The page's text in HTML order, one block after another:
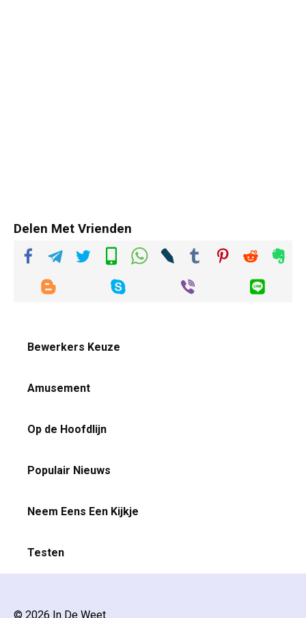
Delen Met Vrienden
Bewerkers Keuze
Amusement
Op de Hoofdlijn
Populair Nieuws
Neem Eens Een Kijkje
Testen
© 2026 In De Weet